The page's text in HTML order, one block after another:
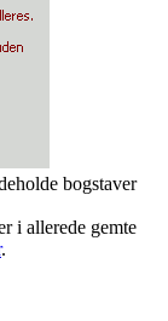
bogstaver
i allerede gemte
.